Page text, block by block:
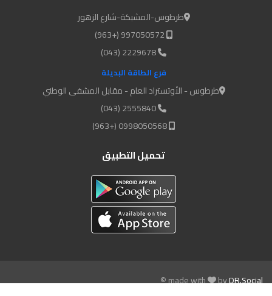
طرطوس-المشبكة-شارع الزهور
2229678 (043)
فرع الطاقة البديلة
طرطوس - الأوتستراد العام - مقابل المشفى الوطني
2555840 (043)
تحميل التطبيق
© made with byDR.Social